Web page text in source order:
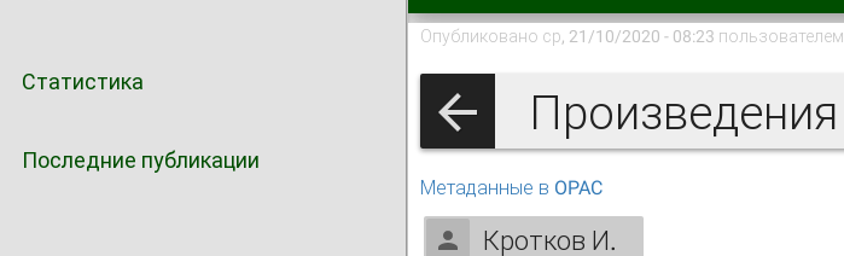
Статистика
Последние публикации
Опубликовано ср, 21/10/2020 - 08:23 пользователем
Метаданные в OPAC
Кротков И.